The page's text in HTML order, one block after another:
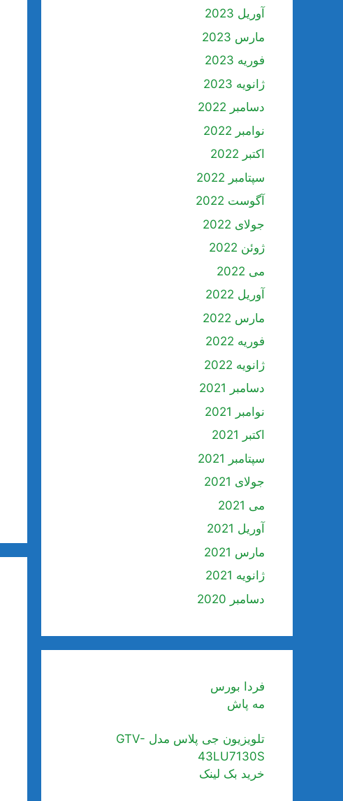
آوریل 2023
مارس 2023
فوریه 2023
ژانویه 2023
دسامبر 2022
نوامبر 2022
اکتبر 2022
سپتامبر 2022
آگوست 2022
جولای 2022
ژوئن 2022
می 2022
آوریل 2022
مارس 2022
فوریه 2022
ژانویه 2022
دسامبر 2021
نوامبر 2021
اکتبر 2021
سپتامبر 2021
جولای 2021
می 2021
آوریل 2021
مارس 2021
ژانویه 2021
دسامبر 2020
فردا بورس
مه پاش
تلویزیون جی پلاس مدل GTV-
43LU7130S
خرید بک لینک